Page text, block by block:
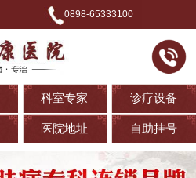
0898-65333100
科室专家 诊疗设备
医院地址 自助挂号